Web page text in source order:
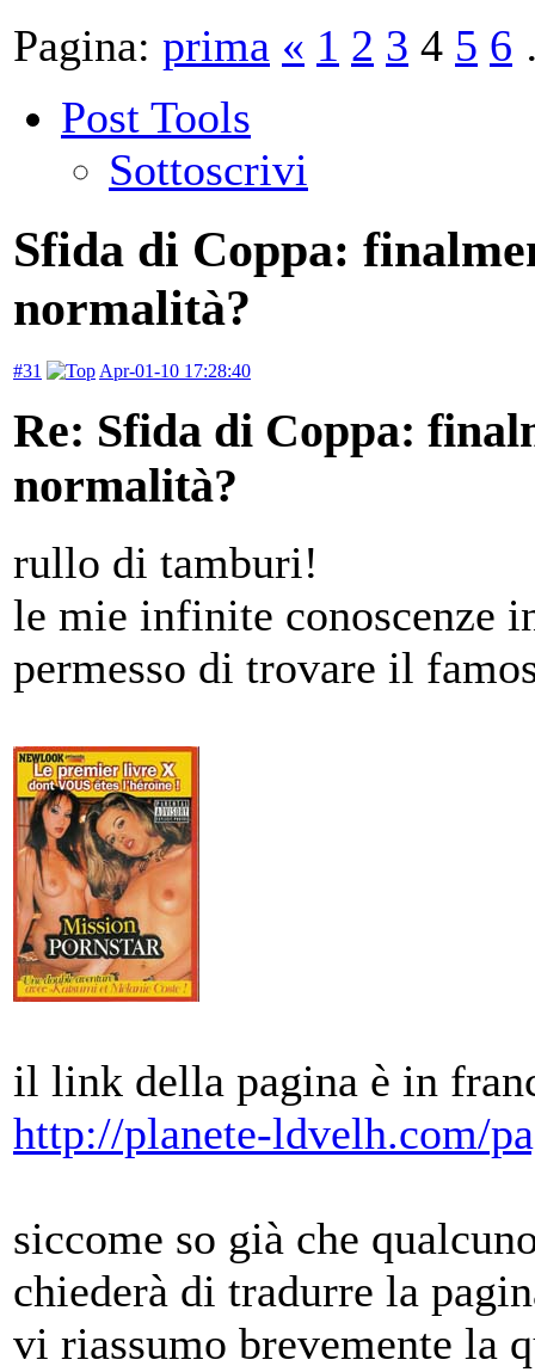
Pagina: prima « 1 2 3 4 5 6
Post Tools
Sottoscrivi
Sfida di Coppa:
normalità?
#31 Apr-01-10 17:28:40
Re: Sfida di Coppa:
normalità?
rullo di tamburi!
le mie infinite conoscenze
permesso di trovare il
il link della pagina è in
http://planete-ldvelh.com/
siccome so già che
chiederà di tradurre la
vi riassumo brevemente la